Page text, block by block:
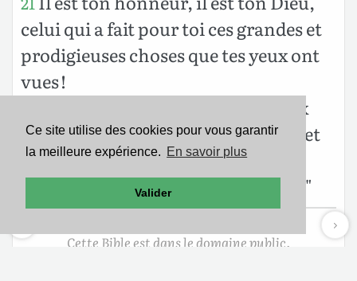
Ce site utilise des cookies pour vous garantir
la meilleure expérience. En savoir plus
Valider
celui qui a fait pour toi ces grandes et
prodigieuses choses que tes yeux ont
vues !
Tes ancêtres étaient soixante-dix
âmes quand ils vinrent en Égypte ; et
maintenant l’Éternel, ton Dieu, t’a
multiplié comme les étoiles du ciel."
Cette Bible est dans le domaine public.